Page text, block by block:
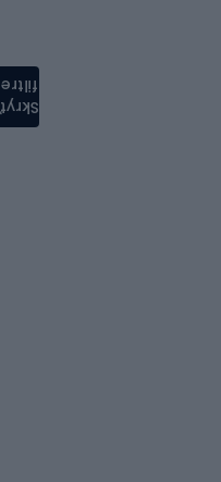
Skryť
filtre